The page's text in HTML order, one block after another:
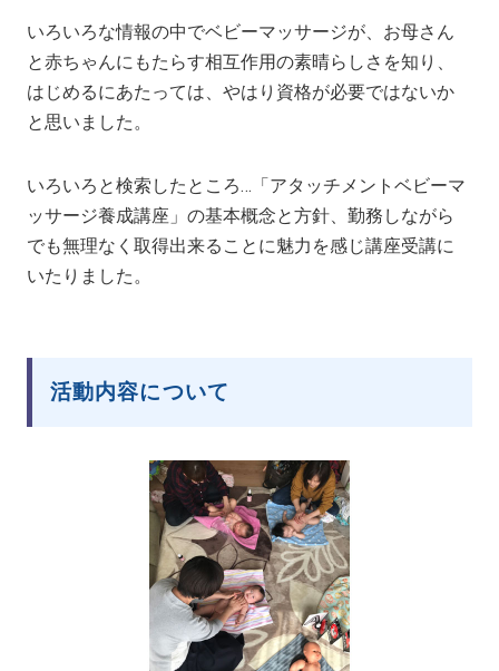
いろいろな情報の中でベビーマッサージが、お母さん
と赤ちゃんにもたらす相互作用の素晴らしさを知り、
はじめるにあたっては、やはり資格が必要ではないか
と思いました。
いろいろと検索したところ…「アタッチメントベビーマ
ッサージ養成講座」の基本概念と方針、勤務しながら
でも無理なく取得出来ることに魅力を感じ講座受講に
いたりました。
活動内容について